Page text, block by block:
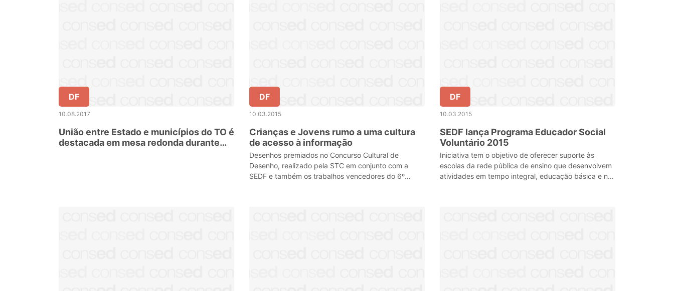
DF
10.08.2017
União entre Estado e municípios do TO é
destacada em mesa redonda durante
DF
10.03.2015
Crianças e Jovens rumo a uma cultura
de acesso à informação
Desenhos premiados no Concurso Cultural de
Desenho, realizado pela STC em conjunto com a
SEDF e também os trabalhos vencedores do 6º
DF
10.03.2015
SEDF lança Programa Educador Social
Voluntário 2015
Iniciativa tem o objetivo de oferecer suporte às
escolas da rede pública de ensino que desenvolvem
atividades em tempo integral, educação básica e nos